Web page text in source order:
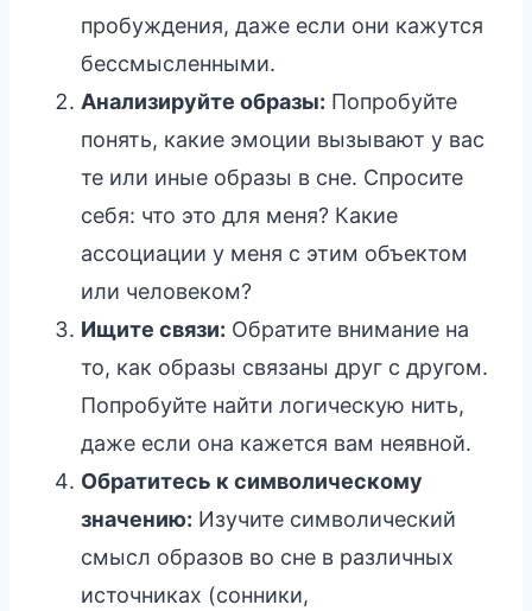
пробуждения, даже если они кажутся
бессмысленными.
Анализируйте образы: Попробуйте
понять, какие эмоции вызывают у вас
те или иные образы в сне. Спросите
себя: что это для меня? Какие
ассоциации у меня с этим объектом
или человеком?
Ищите связи: Обратите внимание на
то, как образы связаны друг с другом.
Попробуйте найти логическую нить,
даже если она кажется вам неявной.
Обратитесь к символическому
значению: Изучите символический
смысл образов во сне в различных
источниках (сонники,